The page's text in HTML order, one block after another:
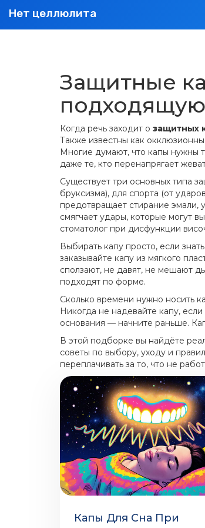
Нет целлюлита
Защитные
подходящую
Когда речь заходит о защитных
Также известны как
Многие думают, что капы нужны
даже те, кто перенапрягает
Существует три основных типа
бруксизма), для спорта (от
предотвращает стирание эмали,
смягчает удары, которые могут
стоматолог при дисфункции
Выбирать капу просто, если
заказывайте капу из мягкого
сползают, не давят, не мешают
подходят по форме.
Сколько времени нужно носить
Никогда не надевайте капу,
основания — начните раньше.
В этой подборке вы найдёте
советы по выбору, уходу и
переплачивать за то, что не
Капы Для Сна При